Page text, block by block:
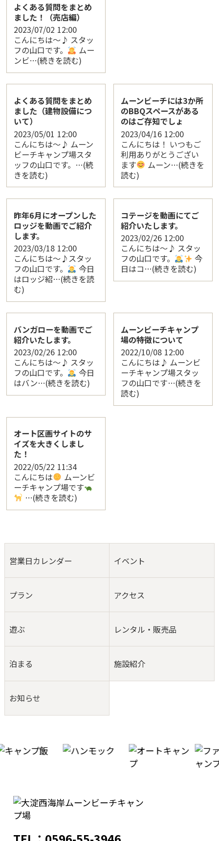
よくある質問をまとめ
ました！（売店編）
2023/07/02 12:00
こんにちは〜♪ スタッ
フの山口です。
ムー
ンビ…(続きを読む)
よくある質問をまとめ
ました（建物設備につ
いて）
2023/05/01 12:00
こんにちは〜♪ ムーン
ビーチキャンプ場スタ
ッフの山口です。…(続
きを読む)
ムーンビーチには3か所
のBBQスペースがある
のはご存知でしょ
2023/04/16 12:00
こんにちは！ いつもご
利用ありがとうござい
ます
ムーン…(続きを
読む)
昨年6月にオープンした
ロッジを動画でご紹介
します。
2023/03/18 12:00
こんにちは〜♪スタッ
フの山口です。
今日
はロッジ紹…(続きを読
む)
コテージを動画にてご
紹介いたします。
2023/02/26 12:00
こんにちは〜♪ スタッ
フの山口です。
今
日はコ…(続きを読む)
バンガローを動画でご
紹介いたします。
2023/02/26 12:00
こんにちは〜♪ スタッ
フの山口です。
今日
はバン…(続きを読む)
ムーンビーチキャンプ
場の特徴について
2022/10/08 12:00
こんにちは♪ ムーンビ
ーチキャンプ場スタッ
フの山口です…(続きを
読む)
オート区画サイトのサ
イズを大きくしまし
た！
2022/05/22 11:34
こんにちは
ムーンビ
ーチキャンプ場です
…(続きを読む)
営業日カレンダー イベント
プラン アクセス
遊ぶ レンタル・販売品
泊まる 施設紹介
お知らせ